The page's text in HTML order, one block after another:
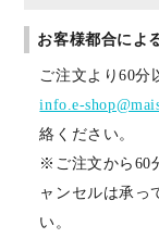
お客様都合によ
ご注文より60分
info.e-
絡ください。
※ご注文から60
ャンセルは承っ
い。